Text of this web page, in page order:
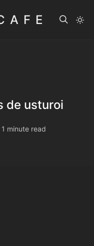
de usturoi
1 minute read